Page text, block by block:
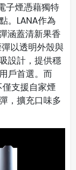
子煙憑藉獨特
。LANA作為
涵蓋清新果香
以透明外殼與
設計，提供穩
戶首選。而
支援自家煙
，擴充口味多